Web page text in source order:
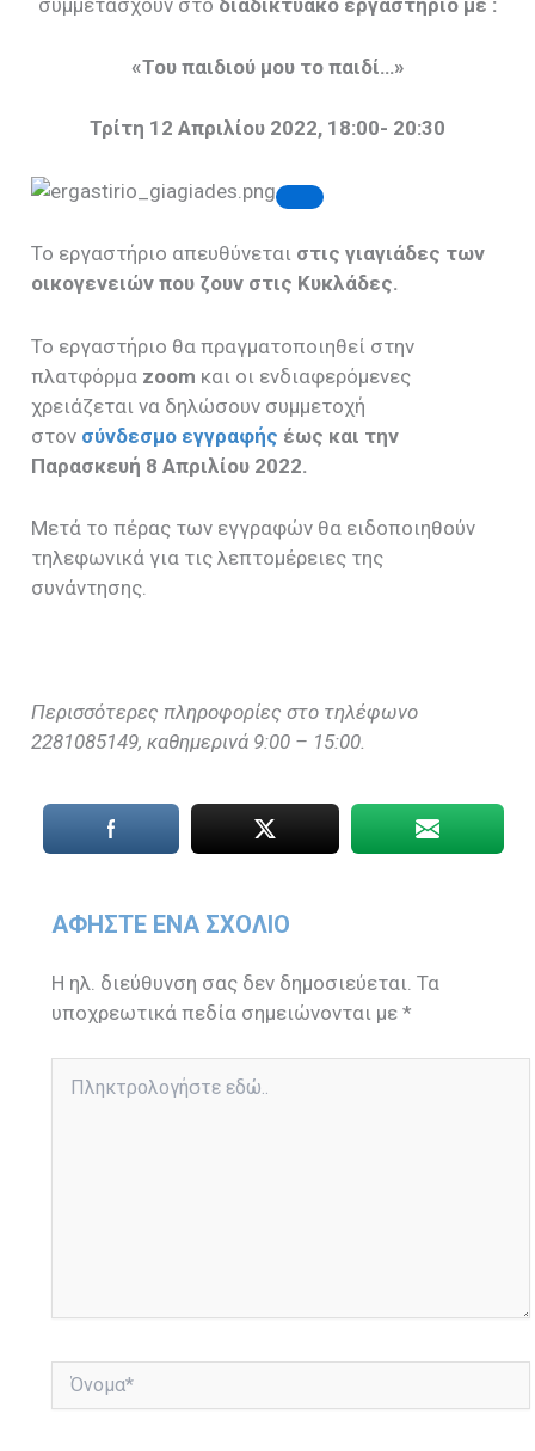
«Του παιδιού μου το παιδί…»
Τρίτη 1 2 Απριλίου 2022, 18:00- 20:30
Το εργαστήριο απευθύνεται στις γιαγιάδες των
οικογενειών που ζουν στις Κυκλάδες.
Το εργαστήριο θα πραγματοποιηθεί στην
πλατφόρμα zoom και οι ενδιαφερόμενες
χρειάζεται να δηλώσουν συμμετοχή
στον σύνδεσμο εγγραφής έως και την
Παρασκευή 8 Απριλίου 2022.
Μετά το πέρας των εγγραφών θα ειδοποιηθούν
τηλεφωνικά για τις λεπτομέρειες της
συνάντησης.
Περισσότερες πληροφορίες στο τηλέφωνο
2281085149, καθημερινά 9:00 – 15:00.
ΑΦΉΣΤΕ ΈΝΑ ΣΧΌΛΙΟ
Η ηλ. διεύθυνση σας δεν δημοσιεύεται. Τα
υποχρεωτικά πεδία σημειώνονται με*
εδώ..
Όνομα*